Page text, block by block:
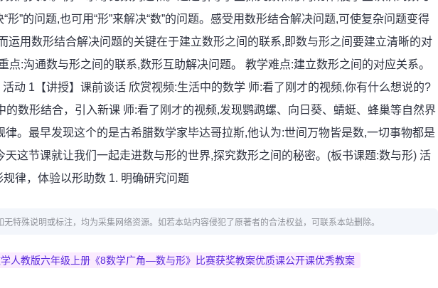
形”的问题,也可用“形”来解决“数”的问题。感受用数形结合解决问题,可使复杂问题变得
运用数形结合解决问题的关键在于建立数形之间的联系,即数与形之间要建立清晰的对
点:沟通数与形之间的联系,数形互助解决问题。 教学难点:建立数形之间的对应关系。
动 1【讲授】课前谈话 欣赏视频:生活中的数学 师:看了刚才的视频,你有什么想说的?
的数形结合，引入新课 师:看了刚才的视频,发现鹦鹉螺、向日葵、蜻蜓、蜂巢等自然界
律。最早发现这个的是古希腊数学家毕达哥拉斯,他认为:世间万物皆是数,一切事物都是
天这节课就让我们一起走进数与形的世界,探究数形之间的秘密。(板书课题:数与形) 活
律，体验以形助数 1. 明确研究问题
特殊说明或标注，均为采集网络资源。如若本站内容侵犯了原著者的合法权益，可联系本站删除。
人教版六年级上册《8数学广角—数与形》比赛获奖教案优质课公开课优秀教案